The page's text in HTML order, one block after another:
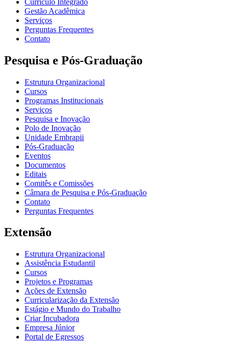
Gestão Acadêmica
Serviços
Perguntas Frequentes
Contato
Pesquisa e Pós-Graduação
Estrutura Organizacional
Cursos
Programas Institucionais
Serviços
Pesquisa e Inovação
Polo de Inovação
Unidade Embrapii
Pós-Graduação
Eventos
Documentos
Editais
Comitês e Comissões
Câmara de Pesquisa e Pós-Graduação
Contato
Perguntas Frequentes
Extensão
Estrutura Organizacional
Assistência Estudantil
Cursos
Projetos e Programas
Ações de Extensão
Curricularização da Extensão
Estágio e Mundo do Trabalho
Criar Incubadora
Empresa Júnior
Portal de Egressos